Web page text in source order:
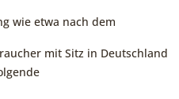
wie etwa nach dem
mit Sitz in Deutschland